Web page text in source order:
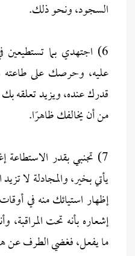
السجود، ونحو ذلك.
6) اجتهدي بما
عليه، وحرصك على طاعته
قدرك عنده، ويزيد تعلقه
من أن يخالفك ظاهرًا.
7) تجنبي بقدر الاستطاعة
يأتي بخير، والمجادلة لا
إظهار استيائك منه في
إشعاره بأنه تحت
ما يفعل، فغضي الطرف عن